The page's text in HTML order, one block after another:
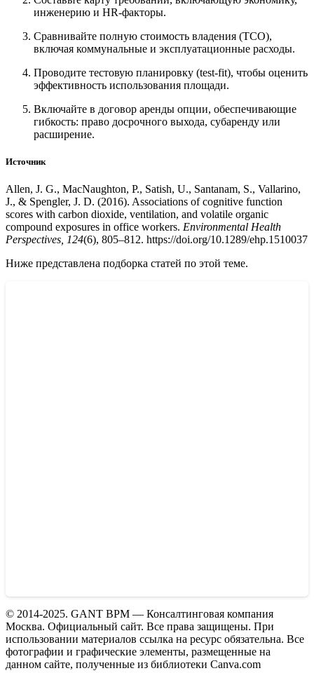
инженерию и HR-факторы.
Сравнивайте полную стоимость владения (TCO),
включая коммунальные и эксплуатационные расходы.
Проводите тестовую планировку (test-fit), чтобы оценить
эффективность использования площади.
Включайте в договор аренды опции, обеспечивающие
гибкость: право досрочного выхода, субаренду или
расширение.
Источник
Allen, J. G., MacNaughton, P., Satish, U., Santanam, S., Vallarino,
J., & Spengler, J. D. (2016). Associations of cognitive function
scores with carbon dioxide, ventilation, and volatile organic
compound exposures in office workers. Environmental Health
Perspectives, 124(6), 805–812. https://doi.org/10.1289/ehp.1510037
Ниже представлена подборка статей по этой теме.
© 2014-2025. GANT BPM — Консалтинговая компания
Москва. Официальный сайт. Все права защищены. При
использовании материалов ссылка на ресурс обязательна. Все
фотографии и графические элементы, размещенные на
данном сайте, полученные из библиотеки Canva.com